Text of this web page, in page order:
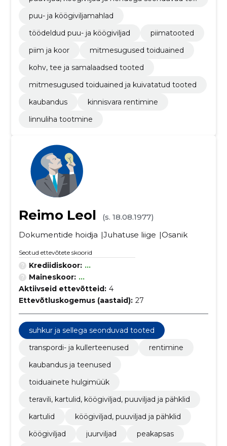
puu- ja köögiviljamahlad
töödeldud puu- ja köögiviljad
piimatooted
piim ja koor
mitmesugused toiduained
kohv, tee ja samalaadsed tooted
mitmesugused toiduained ja kuivatatud tooted
kaubandus
kinnisvara rentimine
linnuliha tootmine
Reimo Leol
(s. 18.08.1977)
Dokumentide hoidja
Juhatuse liige Osanik
Seotud ettevõtete skoorid
Krediidiskoor: ...
Maineskoor: ...
Aktiivseid ettevõtteid: 4
Ettevõtluskogemus (aastaid): 27
suhkur ja sellega seonduvad tooted
transpordi- ja kullerteenused
rentimine
kaubandus ja teenused
toiduainete hulgimüük
teravili, kartulid, köögiviljad, puuviljad ja pähklid
kartulid
köögiviljad, puuviljad ja pähklid
köögiviljad
juurviljad
peakapsas